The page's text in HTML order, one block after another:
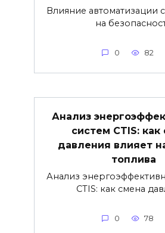
Влияние автоматизации
на
0 82
Анализ
систем CTIS: как
давления влияет
топлива
Анализ
CTIS: как смена
0 78